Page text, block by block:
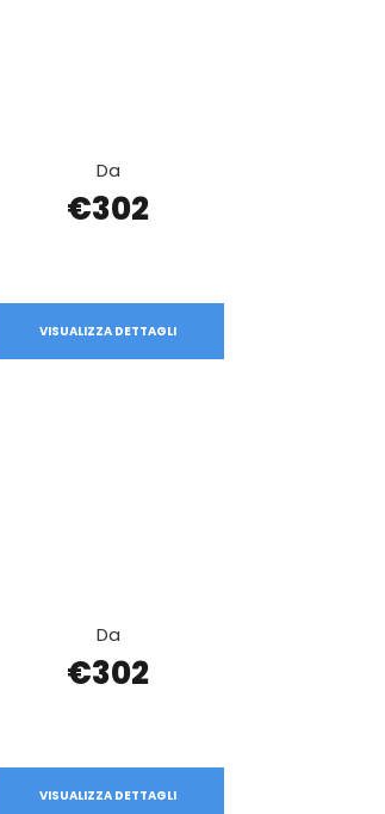
Da
€302
VISUALIZZA DETTAGLI
Da
€302
VISUALIZZA DETTAGLI